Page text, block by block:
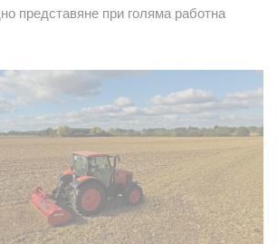
представяне при голяма работна